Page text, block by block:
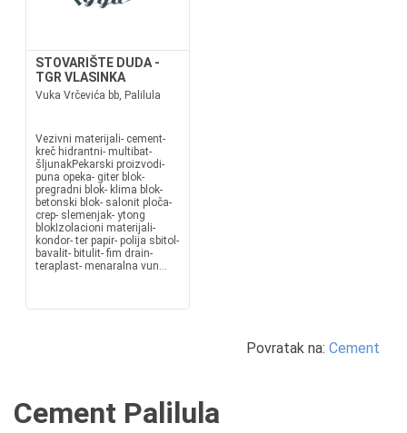
STOVARIŠTE DUDA -
TGR VLASINKA
Vuka Vrčevića bb, Palilula
Vezivni materijali- cement-
kreč hidrantni- multibat-
šljunakPekarski proizvodi-
puna opeka- giter blok-
pregradni blok- klima blok-
betonski blok- salonit ploča-
crep- slemenjak- ytong
blokIzolacioni materijali-
kondor- ter papir- polija sbitol-
bavalit- bitulit- fim drain-
teraplast- menaralna vun...
Povratak na: Cement
Cement Palilula